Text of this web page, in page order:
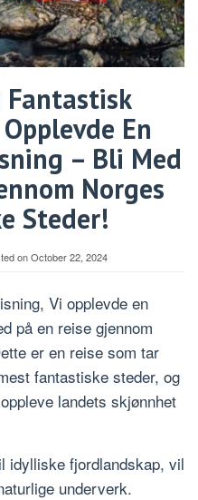
Fantastisk
En
– Bli Med
Norges
Steder!
onOctober 22, 2024
Vi opplevde en
på en reise gjennom
er en reise som tar
fantastiske steder, og
landets skjønnhet
idylliske fjordlandskap, vil
underverk.